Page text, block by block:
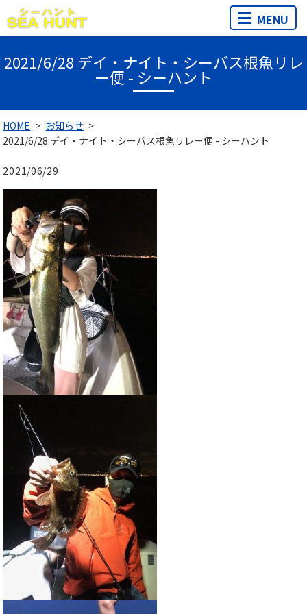
MENU
2021/6/28 デイ・ナイト・シーバス根魚リレ
ー便 - シーハント
HOME
お知らせ
2021/6/28 デイ・ナイト・シーバス根魚リレー便 - シーハント
2021/06/29